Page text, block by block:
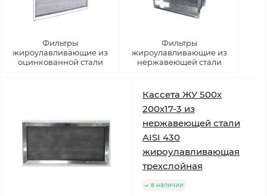
Фильтры
жироулавливающие из
оцинкованной стали
Фильтры
жироулавливающие из
нержавеющей стали
Кассета ЖУ 500х
200х17-3 из
нержавеющей стали
AISI 430
жироулавливающая
трехслойная
в наличии